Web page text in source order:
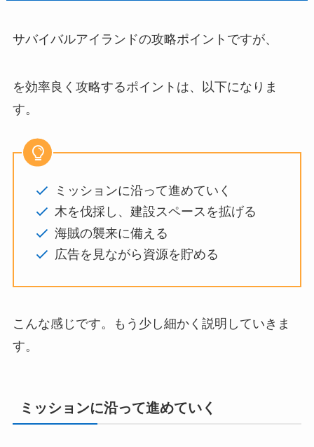
サバイバルアイランドの攻略ポイントですが、
を効率良く攻略するポイントは、以下になりま
す。
ミッションに沿って進めていく
木を伐採し、建設スペースを拡げる
海賊の襲来に備える
広告を見ながら資源を貯める
こんな感じです。もう少し細かく説明していきま
す。
ミッションに沿って進めていく